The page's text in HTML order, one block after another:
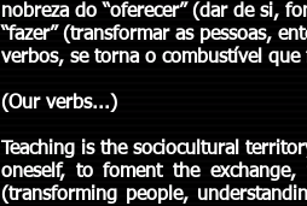
nobreza do “oferecer” (dar de si,
“fazer” (transformar as pessoas,
verbos, se torna o combustível que
(Our verbs...)
Teaching is the sociocultural
oneself, to foment the
(transforming people,